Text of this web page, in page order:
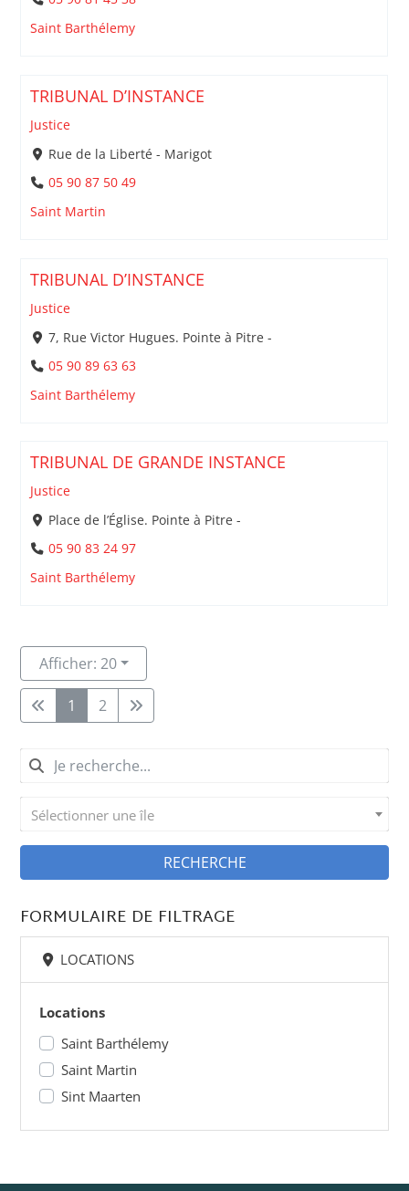
Saint Barthélemy
TRIBUNAL D’INSTANCE
Justice
Rue de la Liberté - Marigot
05 90 87 50 49
Saint Martin
TRIBUNAL D’INSTANCE
Justice
7, Rue Victor Hugues. Pointe à Pitre -
05 90 89 63 63
Saint Barthélemy
TRIBUNAL DE GRANDE INSTANCE
Justice
Place de l’Église. Pointe à Pitre -
05 90 83 24 97
Saint Barthélemy
Afficher: 20
1 2
Sélectionner une île
RECHERCHE
FORMULAIRE DE FILTRAGE
LOCATIONS
Locations
Saint Barthélemy
Saint Martin
Sint Maarten